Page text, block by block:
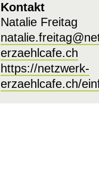
Kontakt
Natalie Freitag
erzaehlcafe.ch
https://netzwerk-
erzaehlcafe.ch/